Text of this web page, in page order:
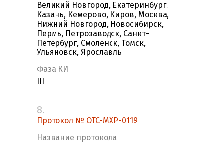
Великий Новгород, Екатеринбург,
Казань, Кемерово, Киров, Москва,
Нижний Новгород, Новосибирск,
Пермь, Петрозаводск, Санкт-
Петербург, Смоленск, Томск,
Ульяновск, Ярославль
Фаза КИ
8.
Протокол № OTC-MXP-0119
Название протокола